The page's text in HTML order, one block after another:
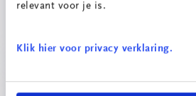
relevant voor je is.
Klik hier voor privacy verklaring.
Double-U Telepresence